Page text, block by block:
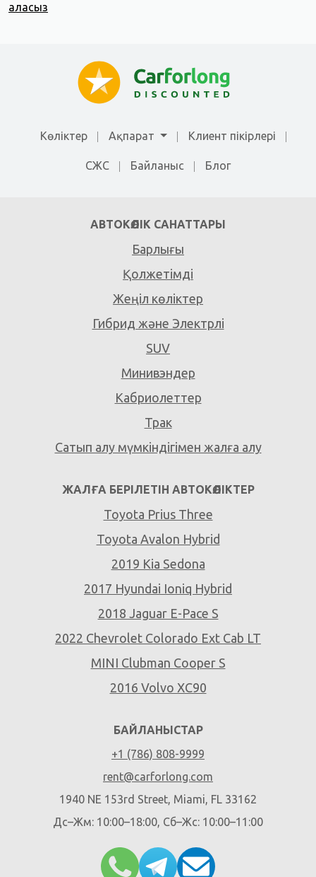
аласыз
Көліктер Ақпарат Клиент пікірлері
СЖС Байланыс Блог
АВТОКӨЛІК САНАТТАРЫ
Барлығы
Қолжетімді
Жеңіл көліктер
Гибрид және Электрлі
SUV
Минивэндер
Кабриолеттер
Трак
Сатып алу мүмкіндігімен жалға алу
ЖАЛҒА БЕРІЛЕТІН АВТОКӨЛІКТЕР
Toyota Prius Three
Toyota Avalon Hybrid
2019 Kia Sedona
2017 Hyundai Ioniq Hybrid
2018 Jaguar E-Pace S
2022 Chevrolet Colorado Ext Cab LT
MINI Clubman Cooper S
2016 Volvo XC90
БАЙЛАНЫСТАР
+1 (786) 808-9999
rent@carforlong.com
1940 NE 153rd Street, Miami, FL 33162
Дс–Жм: 10:00–18:00, Сб–Жс: 10:00–11:00